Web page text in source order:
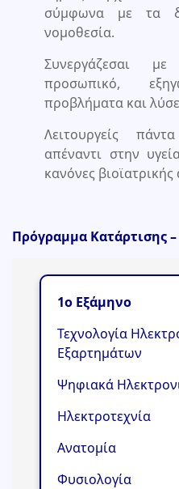
σύμφωνα με τα
νομοθεσία.
Συνεργάζεσαι
προσωπικό,
προβλήματα και
Λειτουργείς
απέναντι στην
κανόνες
Πρόγραμμα Κατάρτισης
1ο Εξάμηνο
Τεχνολογία
Εξαρτημάτων
Ψηφιακά
Ηλεκτροτεχνία
Ανατομία
Φυσιολογία